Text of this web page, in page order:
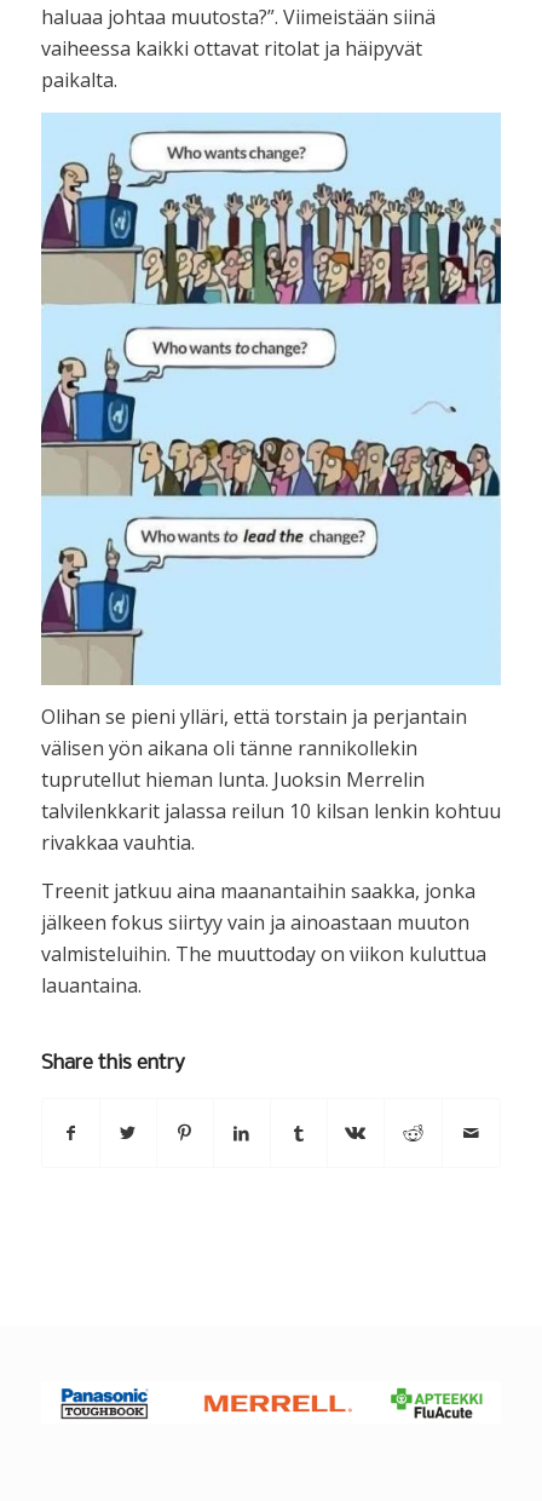
haluaa johtaa muutosta?”. Viimeistään siinä
vaiheessa kaikki ottavat ritolat ja häipyvät
paikalta.
Olihan se pieni ylläri, että torstain ja perjantain
välisen yön aikana oli tänne rannikollekin
tuprutellut hieman lunta. Juoksin Merrelin
talvilenkkarit jalassa reilun 10 kilsan lenkin kohtuu
rivakkaa vauhtia.
Treenit jatkuu aina maanantaihin saakka, jonka
jälkeen fokus siirtyy vain ja ainoastaan muuton
valmisteluihin. The muuttoday on viikon kuluttua
lauantaina.
Share this entry